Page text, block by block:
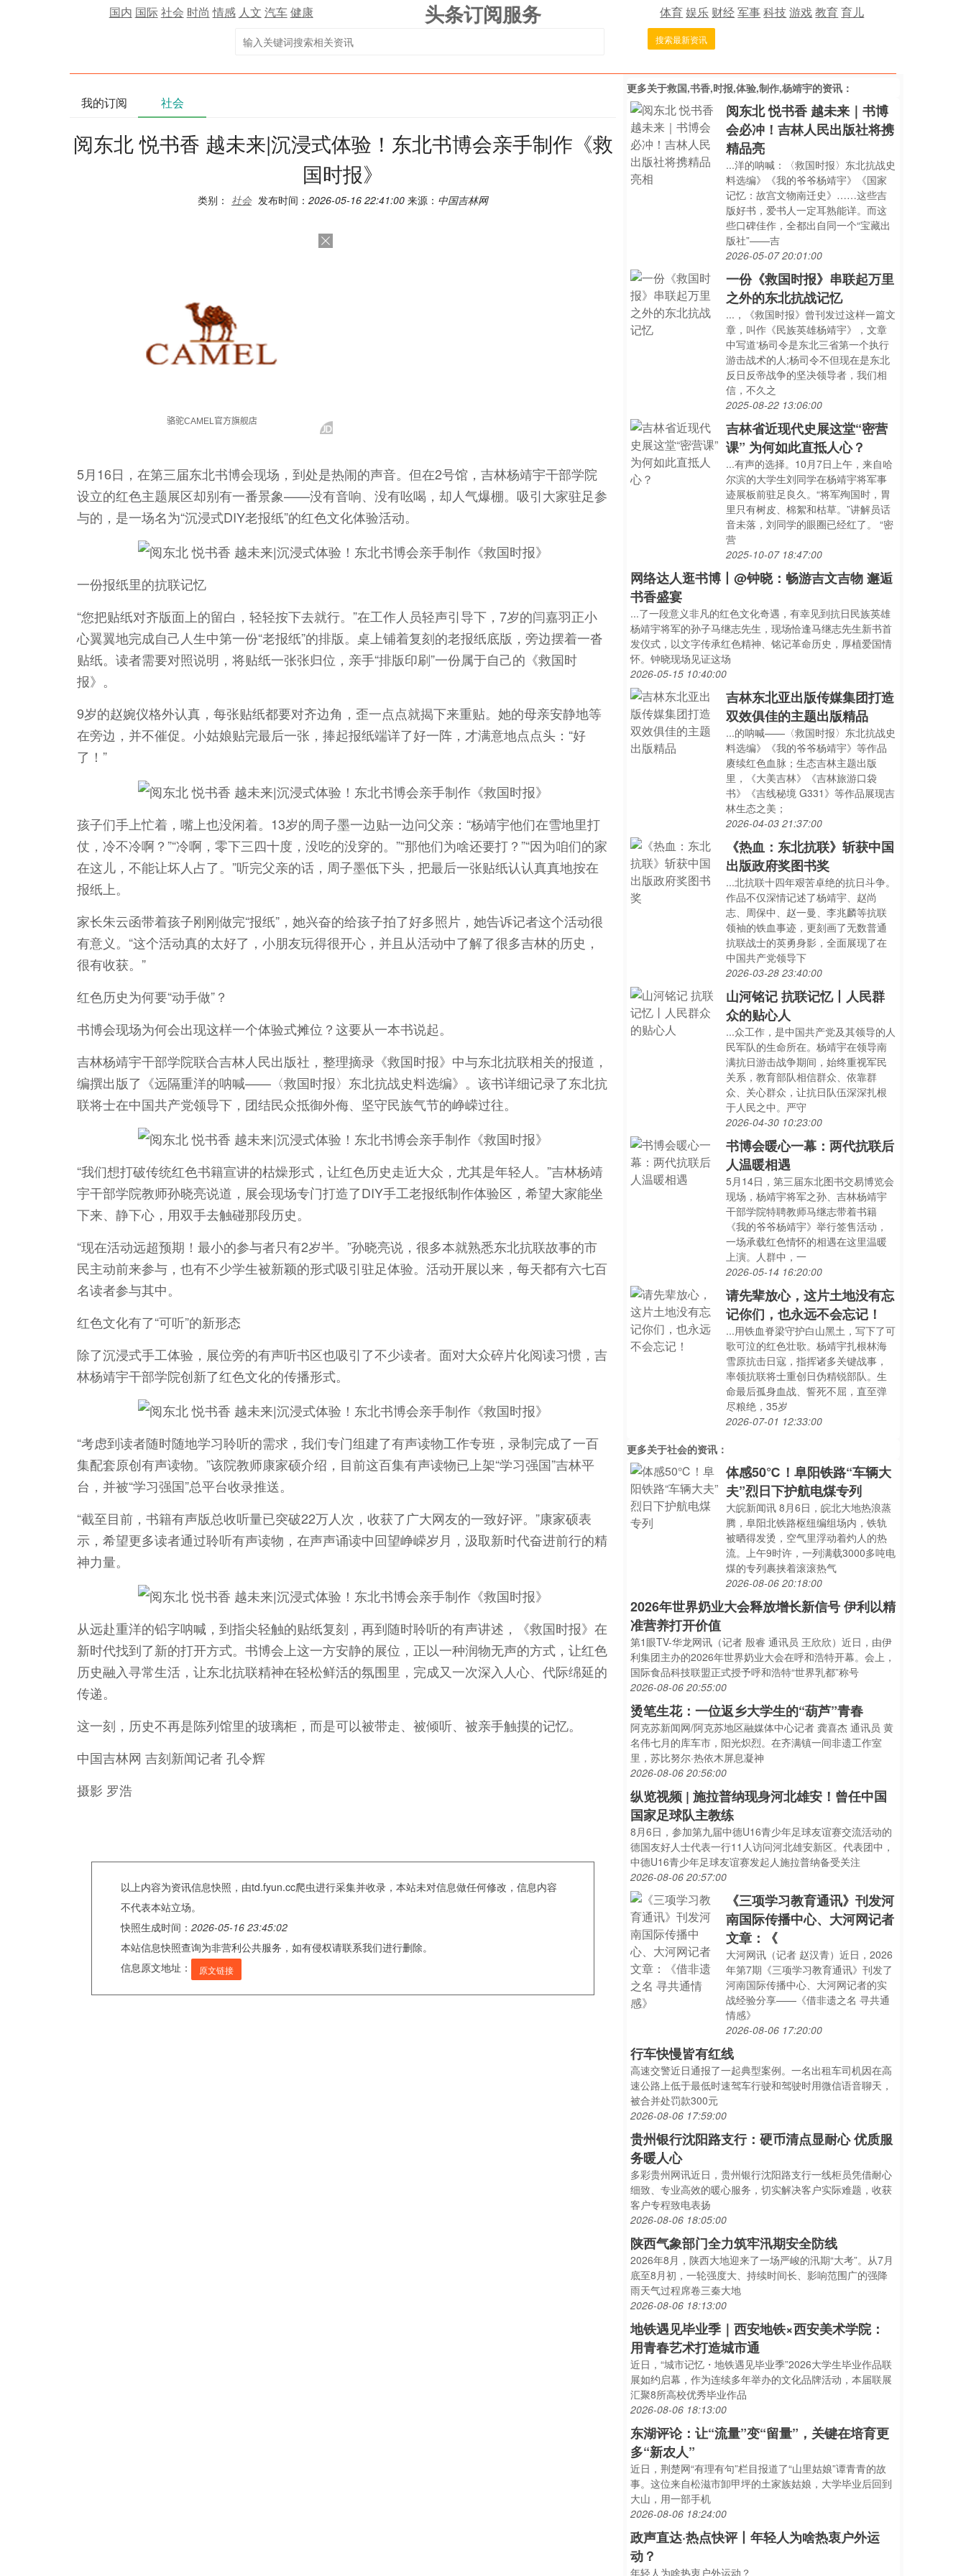
国内 国际社会 时尚 情感 人文 汽车健康 头条订阅服务 体育娱乐 财经军事科技游戏教育育儿
搜索最新资讯
我的订阅 社会
阅东北 悦书香 越未来|沉浸式体验！东北书博会亲手制作《救
国时报》
类别： 社会 发布时间： 2026-05-16 22:41:00 来源： 中国吉林网
5月16日，在第三届东北书博会现场，到处是热闹的声音。但在2号馆，吉林杨靖宇干部学院
设立的红色主题展区却别有一番景象——没有音响、没有吆喝，却人气爆棚。吸引大家驻足参
与的，是一场名为“沉浸式DIY老报纸”的红色文化体验活动。
一份报纸里的抗联记忆
“您把贴纸对齐版面上的留白，轻轻按下去就行。”在工作人员轻声引导下，7岁的闫嘉羽正小
心翼翼地完成自己人生中第一份“老报纸”的排版。桌上铺着复刻的老报纸底版，旁边摆着一沓
贴纸。读者需要对照说明，将贴纸一张张归位，亲手“排版印刷”一份属于自己的《救国时
报》。
9岁的赵婉仪格外认真，每张贴纸都要对齐边角，歪一点点就揭下来重贴。她的母亲安静地等
在旁边，并不催促。小姑娘贴完最后一张，捧起报纸端详了好一阵，才满意地点点头：“好
了！”
孩子们手上忙着，嘴上也没闲着。13岁的周子墨一边贴一边问父亲：“杨靖宇他们在雪地里打
仗，冷不冷啊？”“冷啊，零下三四十度，没吃的没穿的。”“那他们为啥还要打？”“因为咱们的家
在这儿，不能让坏人占了。”听完父亲的话，周子墨低下头，把最后一张贴纸认认真真地按在
报纸上。
家长朱云函带着孩子刚刚做完“报纸”，她兴奋的给孩子拍了好多照片，她告诉记者这个活动很
有意义。“这个活动真的太好了，小朋友玩得很开心，并且从活动中了解了很多吉林的历史，
很有收获。”
红色历史为何要“动手做”？
书博会现场为何会出现这样一个体验式摊位？这要从一本书说起。
吉林杨靖宇干部学院联合吉林人民出版社，整理摘录《救国时报》中与东北抗联相关的报道，
编撰出版了《远隔重洋的呐喊——〈救国时报〉东北抗战史料选编》。该书详细记录了东北抗
联将士在中国共产党领导下，团结民众抵御外侮、坚守民族气节的峥嵘过往。
“我们想打破传统红色书籍宣讲的枯燥形式，让红色历史走近大众，尤其是年轻人。”吉林杨靖
宇干部学院教师孙晓亮说道，展会现场专门打造了DIY手工老报纸制作体验区，希望大家能坐
下来、静下心，用双手去触碰那段历史。
“现在活动远超预期！最小的参与者只有2岁半。”孙晓亮说，很多本就熟悉东北抗联故事的市
民主动前来参与，也有不少学生被新颖的形式吸引驻足体验。活动开展以来，每天都有六七百
名读者参与其中。
红色文化有了“可听”的新形态
除了沉浸式手工体验，展位旁的有声听书区也吸引了不少读者。面对大众碎片化阅读习惯，吉
林杨靖宇干部学院创新了红色文化的传播形式。
“考虑到读者随时随地学习聆听的需求，我们专门组建了有声读物工作专班，录制完成了一百
集配套原创有声读物。”该院教师康家硕介绍，目前这百集有声读物已上架“学习强国”吉林平
台，并被“学习强国”总平台收录推送。
“截至目前，书籍有声版总收听量已突破22万人次，收获了广大网友的一致好评。”康家硕表
示，希望更多读者通过聆听有声读物，在声声诵读中回望峥嵘岁月，汲取新时代奋进前行的精
神力量。
从远赴重洋的铅字呐喊，到指尖轻触的贴纸复刻，再到随时聆听的有声讲述，《救国时报》在
新时代找到了新的打开方式。书博会上这一方安静的展位，正以一种润物无声的方式，让红色
历史融入寻常生活，让东北抗联精神在轻松鲜活的氛围里，完成又一次深入人心、代际绵延的
传递。
这一刻，历史不再是陈列馆里的玻璃柜，而是可以被带走、被倾听、被亲手触摸的记忆。
中国吉林网 吉刻新闻记者 孔令辉
摄影 罗浩
以上内容为资讯信息快照，由td.fyun.cc爬虫进行采集并收录，本站未对信息做任何修改，信息内容
不代表本站立场。
快照生成时间： 2026-05-16 23:45:02
本站信息快照查询为非营利公共服务，如有侵权请联系我们进行删除。
信息原文地址：
原文链接
更多关于救国,书香,时报,体验,制作,杨靖宇的资讯：
阅东北 悦书香 越未来｜书博
会必冲！吉林人民出版社将携
精品亮
...洋的呐喊：〈救国时报〉东北抗战史
料选编》《我的爷爷杨靖宇》《国家
记忆：故宫文物南迁史》……这些吉
版好书，爱书人一定耳熟能详。而这
些口碑佳作，全都出自同一个“宝藏出
版社”——吉
2026-05-07 20:01:00
一份《救国时报》串联起万里
之外的东北抗战记忆
...，《救国时报》曾刊发过这样一篇文
章，叫作《民族英雄杨靖宇》，文章
中写道‘杨司令是东北三省第一个执行
游击战术的人;杨司令不但现在是东北
反日反帝战争的坚决领导者，我们相
信，不久之
2025-08-22 13:06:00
吉林省近现代史展这堂“密营
课” 为何如此直抵人心？
...有声的选择。10月7日上午，来自哈
尔滨的大学生刘同学在杨靖宇将军事
迹展板前驻足良久。“将军殉国时，胃
里只有树皮、棉絮和枯草。”讲解员话
音未落，刘同学的眼圈已经红了。 “密
营
2025-10-07 18:47:00
网络达人逛书博丨@钟晓：畅游吉文吉物 邂逅
书香盛宴
...了一段意义非凡的红色文化奇遇，有幸见到抗日民族英雄
杨靖宇将军的孙子马继志先生，现场恰逢马继志先生新书首
发仪式，以文字传承红色精神、铭记革命历史，厚植爱国情
怀。钟晓现场见证这场
2026-05-15 10:40:00
吉林东北亚出版传媒集团打造
双效俱佳的主题出版精品
...的呐喊——〈救国时报〉东北抗战史
料选编》《我的爷爷杨靖宇》等作品
赓续红色血脉；生态吉林主题出版
里，《大美吉林》《吉林旅游口袋
书》《吉线秘境 G331》等作品展现吉
林生态之美；
2026-04-03 21:37:00
《热血：东北抗联》斩获中国
出版政府奖图书奖
...北抗联十四年艰苦卓绝的抗日斗争。
作品不仅深情记述了杨靖宇、赵尚
志、周保中、赵一曼、李兆麟等抗联
领袖的铁血事迹，更刻画了无数普通
抗联战士的英勇身影，全面展现了在
中国共产党领导下
2026-03-28 23:40:00
山河铭记 抗联记忆丨人民群
众的贴心人
...众工作，是中国共产党及其领导的人
民军队的生命所在。杨靖宇在领导南
满抗日游击战争期间，始终重视军民
关系，教育部队相信群众、依靠群
众、关心群众，让抗日队伍深深扎根
于人民之中。严守
2026-04-30 10:23:00
书博会暖心一幕：两代抗联后
人温暖相遇
5月14日，第三届东北图书交易博览会
现场，杨靖宇将军之孙、吉林杨靖宇
干部学院特聘教师马继志带着书籍
《我的爷爷杨靖宇》举行签售活动，
一场承载红色情怀的相遇在这里温暖
上演。人群中，一
2026-05-14 16:20:00
请先辈放心，这片土地没有忘
记你们，也永远不会忘记！
...用铁血脊梁守护白山黑土，写下了可
歌可泣的红色壮歌。杨靖宇扎根林海
雪原抗击日寇，指挥诸多关键战事，
率领抗联将士重创日伪精锐部队。生
命最后孤身血战、誓死不屈，直至弹
尽粮绝，35岁
2026-07-01 12:33:00
更多关于社会的资讯：
体感50℃！阜阳铁路“车辆大
夫”烈日下护航电煤专列
大皖新闻讯 8月6日，皖北大地热浪蒸
腾，阜阳北铁路枢纽编组场内，铁轨
被晒得发烫，空气里浮动着灼人的热
流。上午9时许，一列满载3000多吨电
煤的专列裹挟着滚滚热气
2026-08-06 20:18:00
2026年世界奶业大会释放增长新信号 伊利以精
准营养打开价值
第1眼TV-华龙网讯（记者 殷睿 通讯员 王欣欣）近日，由伊
利集团主办的2026年世界奶业大会在呼和浩特开幕。会上，
国际食品科技联盟正式授予呼和浩特“世界乳都”称号
2026-08-06 20:55:00
烫笔生花：一位返乡大学生的“葫芦”青春
阿克苏新闻网/阿克苏地区融媒体中心记者 龚喜杰 通讯员 黄
名伟七月的库车市，阳光炽烈。在齐满镇一间非遗工作室
里，苏比努尔·热依木屏息凝神
2026-08-06 20:56:00
纵览视频 | 施拉普纳现身河北雄安！曾任中国
国家足球队主教练
8月6日，参加第九届中德U16青少年足球友谊赛交流活动的
德国友好人士代表一行11人访问河北雄安新区。代表团中，
中德U16青少年足球友谊赛发起人施拉普纳备受关注
2026-08-06 20:57:00
《三项学习教育通讯》刊发河
南国际传播中心、大河网记者
文章：《
大河网讯（记者 赵汉青）近日，2026
年第7期《三项学习教育通讯》刊发了
河南国际传播中心、大河网记者的实
战经验分享——《借非遗之名 寻共通
情感》
2026-08-06 17:20:00
行车快慢皆有红线
高速交警近日通报了一起典型案例。一名出租车司机因在高
速公路上低于最低时速驾车行驶和驾驶时用微信语音聊天，
被合并处罚款300元
2026-08-06 17:59:00
贵州银行沈阳路支行：硬币清点显耐心 优质服
务暖人心
多彩贵州网讯近日，贵州银行沈阳路支行一线柜员凭借耐心
细致、专业高效的暖心服务，切实解决客户实际难题，收获
客户专程致电表扬
2026-08-06 18:05:00
陕西气象部门全力筑牢汛期安全防线
2026年8月，陕西大地迎来了一场严峻的汛期“大考”。从7月
底至8月初，一轮强度大、持续时间长、影响范围广的强降
雨天气过程席卷三秦大地
2026-08-06 18:13:00
地铁遇见毕业季｜西安地铁×西安美术学院：
用青春艺术打造城市通
近日，“城市记忆・地铁遇见毕业季”2026大学生毕业作品联
展如约启幕，作为连续多年举办的文化品牌活动，本届联展
汇聚8所高校优秀毕业作品
2026-08-06 18:13:00
东湖评论：让“流量”变“留量”，关键在培育更
多“新农人”
近日，荆楚网“有理有句”栏目报道了“山里姑娘”谭青青的故
事。这位来自松滋市卸甲坪的土家族姑娘，大学毕业后回到
大山，用一部手机
2026-08-06 18:24:00
政声直达·热点快评丨年轻人为啥热衷户外运
动？
年轻人为啥热衷户外运动？